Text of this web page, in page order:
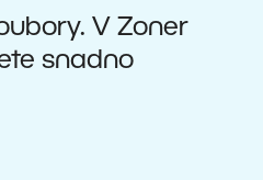
V Zoner
snadno